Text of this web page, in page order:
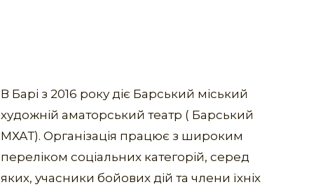
В Барі з 2016 року діє Барський міський
художній аматорський театр ( Барський
МХАТ). Організація працює з широким
переліком соціальних категорій, серед
яких, учасники бойових дій та члени їхніх